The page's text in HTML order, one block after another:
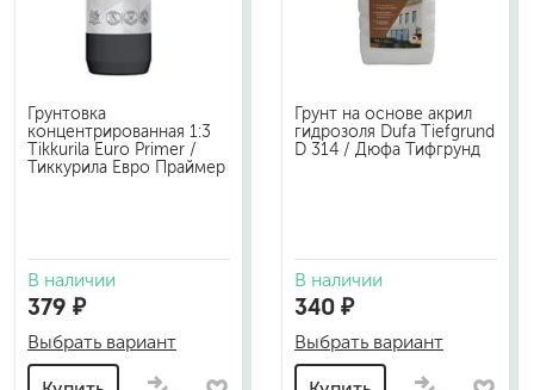
Грунтовка
концентрированная 1:3
Tikkurila Euro Primer /
Тиккурила Евро Праймер
В наличии
379 ₽
Выбрать вариант
Грунт на основе акрил
гидрозоля Dufa Tiefgrund
D 314 / Дюфа Тифгрунд
В наличии
340 ₽
Выбрать вариант